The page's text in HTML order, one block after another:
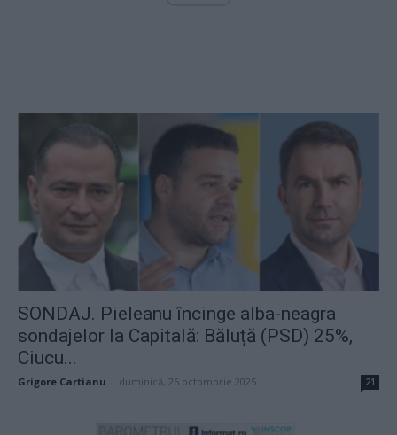
SONDAJ. Pieleanu încinge alba-neagra
sondajelor la Capitală: Băluță (PSD) 25%,
Ciucu...
Grigore Cartianu duminică, 26 octombrie 2025 21